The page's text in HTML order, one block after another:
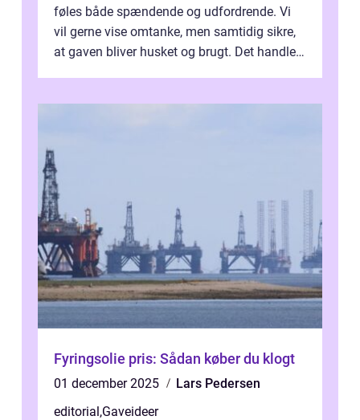
føles både spændende og udfordrende. Vi
vil gerne vise omtanke, men samtidig sikre,
at gaven bliver husket og brugt. Det handler
Fyringsolie pris: Sådan køber du klogt
01 december 2025
Lars Pedersen
editorial,Gaveideer